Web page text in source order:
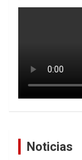
Noticias